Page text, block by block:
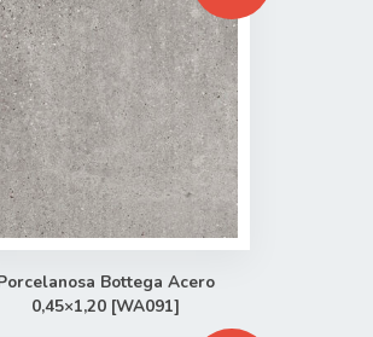
Bottega Acero
0,45×1,20 [WA091]